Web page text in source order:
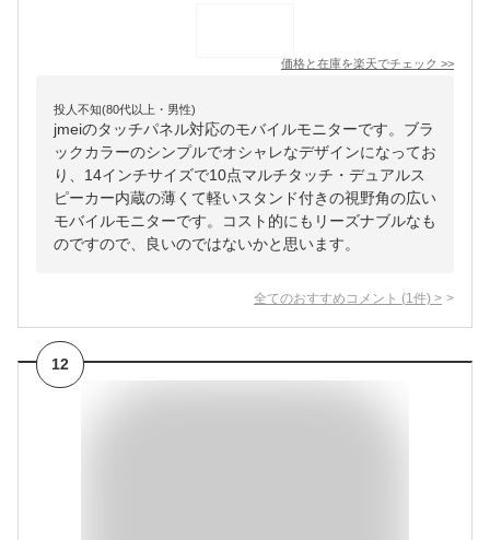
価格と在庫を楽天でチェック >>
投人不知(80代以上・男性)
jmeiのタッチパネル対応のモバイルモニターです。ブラ
ックカラーのシンプルでオシャレなデザインになってお
り、14インチサイズで10点マルチタッチ・デュアルス
ピーカー内蔵の薄くて軽いスタンド付きの視野角の広い
モバイルモニターです。コスト的にもリーズナブルなも
のですので、良いのではないかと思います。
全てのおすすめコメント (1 件) >
12